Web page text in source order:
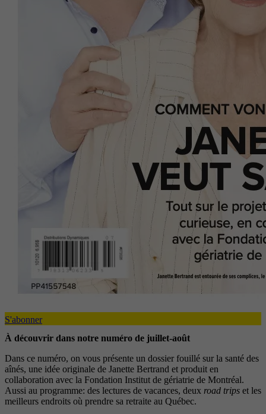
S'abonner
À découvrir dans notre numéro de juillet-août
Dans ce numéro, on vous présente un dossier fouillé sur la santé des
aînés, une idée originale de Janette Bertrand et produit en
collaboration avec la Fondation Institut de gériatrie de Montréal.
Aussi au programme: des lectures de vacances, deux road trips et les
meilleurs endroits où prendre sa retraite au Québec.